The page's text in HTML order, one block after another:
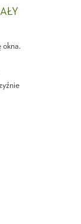
okna.